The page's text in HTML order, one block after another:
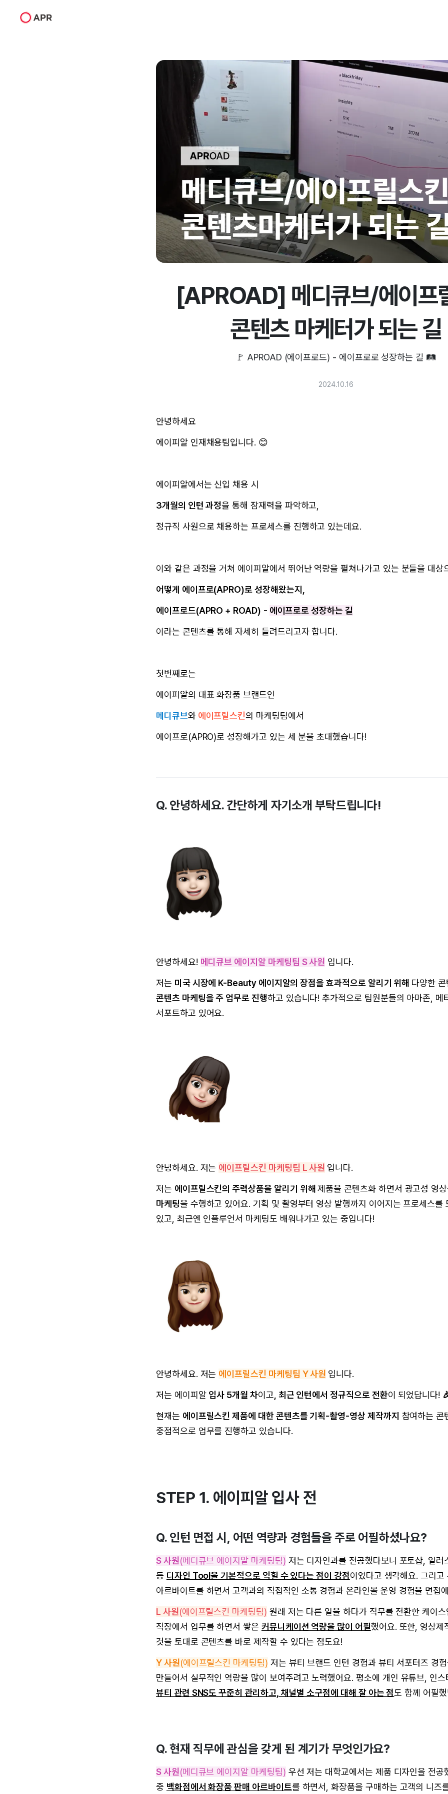
[APROAD] 메디큐브/에이프
콘텐츠 마케터가 되는 길
🚩 APROAD (에이프로드) - 에이프로로 성장하는 길 🛤️
2024.10.16
안녕하세요
에이피알 인재채용팀입니다. 😊
에이피알에서는 신입 채용 시
3개월의 인턴 과정을 통해 잠재력을 파악하고,
정규직 사원으로 채용하는 프로세스를 진행하고 있는데요.
이와 같은 과정을 거쳐 에이피알에서 뛰어난 역량을 펼쳐나가고 있는 분들을 대상
어떻게 에이프로(APRO)로 성장해왔는지,
에이프로드(APRO + ROAD) - 에이프로로 성장하는 길
이라는 콘텐츠를 통해 자세히 들려드리고자 합니다.
첫번째로는
에이피알의 대표 화장품 브랜드인
메디큐브와 에이프릴스킨의 마케팅팀에서
에이프로(APRO)로 성장해가고 있는 세 분을 초대했습니다!
Q. 안녕하세요. 간단하게 자기소개 부탁드립니다!
안녕하세요! 메디큐브 에이지알 마케팅팀 S 사원 입니다.
저는 미국 시장에 K-Beauty 에이지알의 장점을 효과적으로 알리기 위해 다양한
콘텐츠 마케팅을 주 업무로 진행하고 있습니다! 추가적으로 팀원분들의 아마존, 메
서포트하고 있어요.
안녕하세요. 저는 에이프릴스킨 마케팅팀 L 사원 입니다.
저는 에이프릴스킨의 주력상품을 알리기 위해제품을 콘텐츠화 하면서 광고성 영
마케팅을 수행하고 있어요. 기획 및 촬영부터 영상 발행까지 이어지는 프로세스를
있고, 최근엔 인플루언서 마케팅도 배워나가고 있는 중입니다!
안녕하세요. 저는 에이프릴스킨 마케팅팀 Y 사원 입니다.
저는 에이피알 입사 5개월 차이고 , 최근 인턴에서 정규직으로 전환이 되었답니다!
현재는 에이프릴스킨 제품에 대한 콘텐츠를 기획-촬영-영상 제작까지 참여하는 콘
중점적으로 업무를 진행하고 있습니다.
STEP 1. 에이피알 입사 전
Q. 인턴 면접 시, 어떤 역량과 경험들을 주로 어필하셨나요?
S 사원(메디큐브 에이지알 마케팅팀) 저는 디자인과를 전공했다보니 포토샵, 일러
등 디자인 Tool을 기본적으로 익힐 수 있다는 점이 강점이었다고 생각해요. 그리고
아르바이트를 하면서 고객과의 직접적인 소통 경험과 온라인몰 운영 경험을 면접
L 사원(에이프릴스킨 마케팅팀) 원래 저는 다른 일을 하다가 직무를 전환한 케이
직장에서 업무를 하면서 쌓은 커뮤니케이션 역량을 많이 어필했어요. 또한, 영상제
것을 토대로 콘텐츠를 바로 제작할 수 있다는 점도요!
Y 사원(에이프릴스킨 마케팅팀) 저는 뷰티 브랜드 인턴 경험과 뷰티 서포터즈 경
만들어서 실무적인 역량을 많이 보여주려고 노력했어요. 평소에 개인 유튜브, 인
뷰티 관련 SNS도 꾸준히 관리하고, 채널별 소구점에 대해 잘 아는 점도 함께 어필
Q. 현재 직무에 관심을 갖게 된 계기가 무엇인가요?
S 사원(메디큐브 에이지알 마케팅팀) 우선 저는 대학교에서는 제품 디자인을 전공
중 백화점에서 화장품 판매 아르바이트를 하면서, 화장품을 구매하는 고객의 니즈